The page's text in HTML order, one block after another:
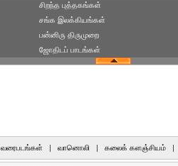
சிறந்த புத்தகங்கள்
சங்க இலக்கியங்கள்
பன்னிரு திருமுறை
ஜோதிடப் பாடங்கள்
வரைபடங்கள் | வானொலி | கலைக் களஞ்சியம் |